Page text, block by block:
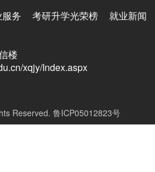
务 考研升学光荣榜 就业新闻
楼
xqjy/Index.aspx
Reserved. 鲁ICP05012823号